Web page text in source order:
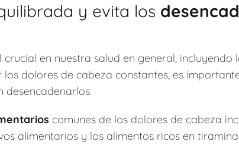
y evita los
en nuestra salud en general,
los dolores de cabeza constantes, es
desencadenarlos.
comunes de los dolores de cabeza
alimentarios y los alimentos ricos en